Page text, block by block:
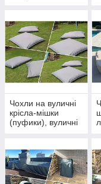
Чохли на вуличні
крісла-мішки
(пуфики), вуличні